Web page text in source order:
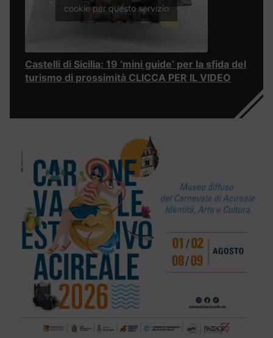
cookie per questo servizio
Castelli di Sicilia: 19 ‘mini guide’ per la sfida del
turismo di prossimità CLICCA PER IL VIDEO